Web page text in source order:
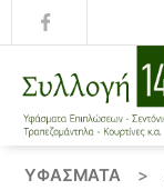
14
ΥΦΆΣΜΑΤΑ >